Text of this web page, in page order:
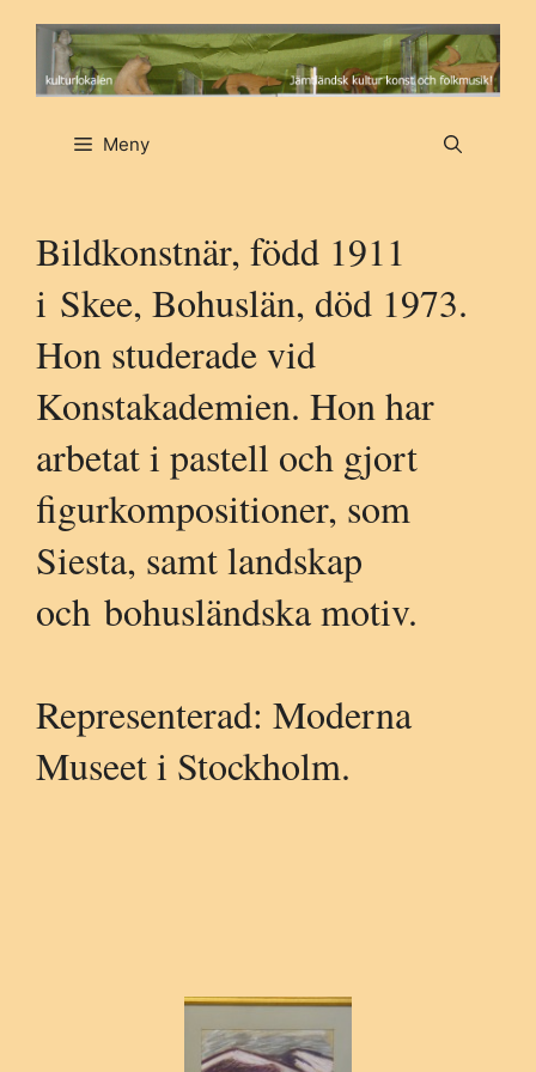
innehåll
Meny
Bildkonstnär, född 1911
i Skee, Bohuslän, död 1973.
Hon studerade vid
Konstakademien. Hon har
arbetat i pastell och gjort
figurkompositioner, som
Siesta, samt landskap
och bohusländskamotiv.
Representerad: Moderna
Museet i Stockholm.